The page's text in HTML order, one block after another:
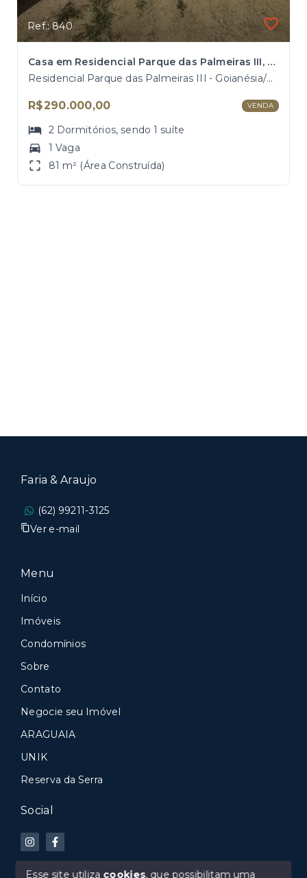
Ref.: 840
Casa em Residencial Parque das Palmeiras III, Goianésia/GO
Residencial Parque das Palmeiras III - Goianésia/GO
R$290.000,00 VENDA
2 Dormitórios, sendo1 suíte
1 Vaga
81 m² (Área Construída)
Faria & Araujo
(62) 99211-3125
Ver e-mail
Menu
Início
Imóveis
Condomínios
Sobre
Contato
Negocie seu Imóvel
ARAGUAIA
UNIK
Reserva da Serra
Social
Esse site utiliza cookies, que possibilitam uma